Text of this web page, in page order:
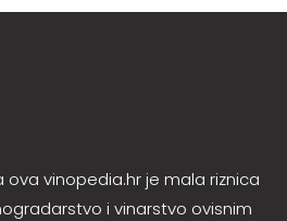
ova vinopedia.hr je mala riznica
i vinarstvo ovisnim